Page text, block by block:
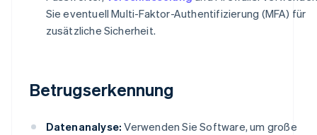
Sie eventuell Multi-Faktor-Authentifizierung (MFA) für
zusätzliche Sicherheit.
Betrugserkennung
Datenanalyse: Verwenden Sie Software, um große